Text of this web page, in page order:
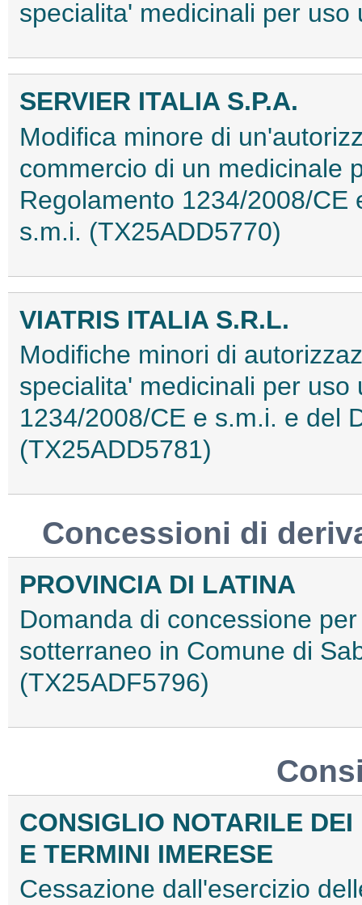
specialita' medicinali per
SERVIER ITALIA S.P.A.
Modifica minore di
commercio di un medicinale
Regolamento 1234/2008/
s.m.i. (TX25ADD5770)
VIATRIS ITALIA S.R.L.
Modifiche minori di
specialita' medicinali per
1234/2008/CE e s.m.i. e del
(TX25ADD5781)
Concessioni di
PROVINCIA DI LATINA
Domanda di concessione
sotterraneo in Comune di
(TX25ADF5796)
CONSIGLIO NOTARILE
E TERMINI IMERESE
Cessazione dall'esercizio